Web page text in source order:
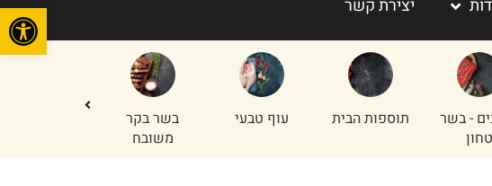
יצירת קשר
הבית עוף טבעי
בשר בקר
חלקים
אחוריים